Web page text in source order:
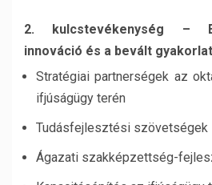
2. kulcstevékenység –
innováció és a bevált
Stratégiai partnerségek az
ifjúságügy terén
Tudásfejlesztési szövetségek
Ágazati szakképzettség-